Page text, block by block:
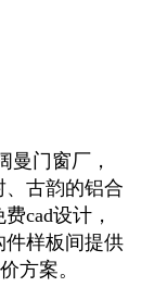
曼门窗厂，
古韵的铝合
cad设计，
件样板间提供
方案。